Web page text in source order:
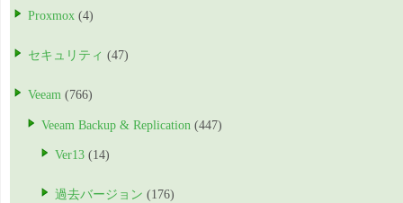
Proxmox (4)
セキュリティ (47)
Veeam (766)
Veeam Backup & Replication (447)
Ver13 (14)
過去バージョン (176)